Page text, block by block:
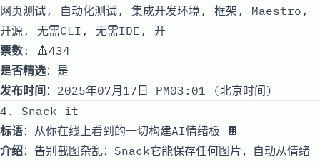
网页测试, 自动化测试, 集成开发环境, 框架, Maestro,
开源, 无需CLI, 无需IDE, 开
票数: 🔺434
是否精选：是
发布时间 ：2025年07月17日 PM03:01 (北京时间)
4. Snack it
标语：从你在线上看到的一切构建AI情绪板 🍫
介绍：告别截图杂乱：Snack它能保存任何图片，自动从情绪